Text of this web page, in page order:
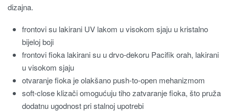
dizajna.
frontovi su lakirani UV lakom u visokom sjaju u kristalno
bijeloj boji
frontovi fioka lakirani su u drvo-dekoru Pacifik orah, lakirani
u visokom sjaju
otvaranje fioka je olakšano push-to-open mehanizmom
soft-close klizači omogućuju tiho zatvaranje fioka, što pruža
dodatnu ugodnost pri stalnoj upotrebi